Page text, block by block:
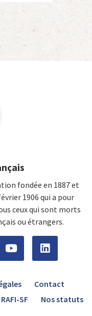
fondée en 1887 et
1906 qui a pour
ceux qui sont morts
ou étrangers.
Contact
RAFI-SF Nos statuts